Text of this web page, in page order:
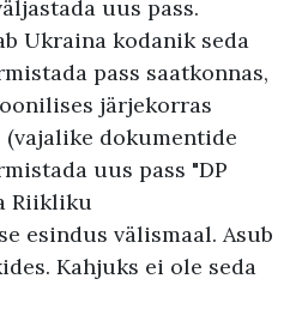
uus pass.
Ukraina kodanik seda
pass saatkonnas,
järjekorras
dokumentide
uus pass "DP
Riikliku
esindus välismaal. Asub
Kahjuks ei ole seda